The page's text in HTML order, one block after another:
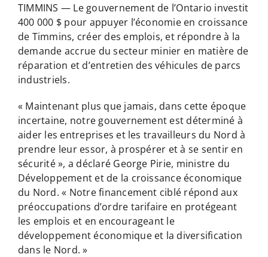
TIMMINS — Le gouvernement de l’Ontario investit
400 000 $ pour appuyer l’économie en croissance
de Timmins, créer des emplois, et répondre à la
demande accrue du secteur minier en matière de
réparation et d’entretien des véhicules de parcs
industriels.
« Maintenant plus que jamais, dans cette époque
incertaine, notre gouvernement est déterminé à
aider les entreprises et les travailleurs du Nord à
prendre leur essor, à prospérer et à se sentir en
sécurité », a déclaré George Pirie, ministre du
Développement et de la croissance économique
du Nord. « Notre financement ciblé répond aux
préoccupations d’ordre tarifaire en protégeant
les emplois et en encourageant le
développement économique et la diversification
dans le Nord. »